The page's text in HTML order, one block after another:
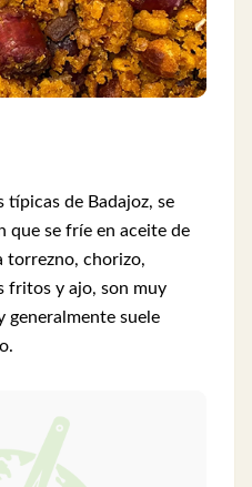
típicas de Badajoz, se
que se fríe en aceite de
torrezno, chorizo,
fritos y ajo, son muy
generalmente suele